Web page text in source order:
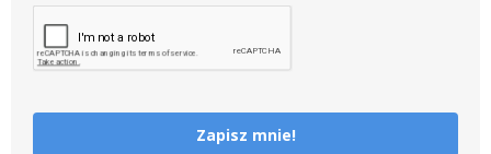
Zapisz mnie!